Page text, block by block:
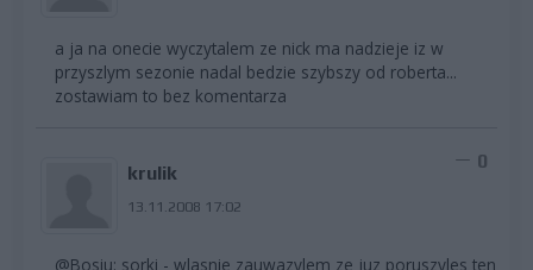
a ja na onecie wyczytalem ze nick ma nadzieje iz w
przyszlym sezonie nadal bedzie szybszy od roberta...
zostawiam to bez komentarza
krulik
13.11.2008 17:02
0
@Bosiu: sorki - wlasnie zauwazylem ze juz poruszyles ten